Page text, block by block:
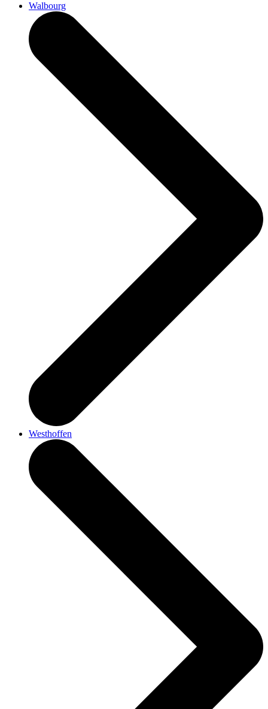
Walbourg
Westhoffen